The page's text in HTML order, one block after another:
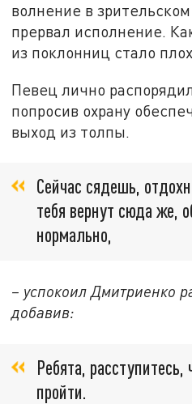
волнение в
прервал исполнение.
из поклонниц стало
Певец лично
попросив охрану
выход из толпы.
Сейчас сядешь,
тебя вернут сюда же,
нормально,
– успокоил Дмитриенко
добавив:
Ребята,
пройти.